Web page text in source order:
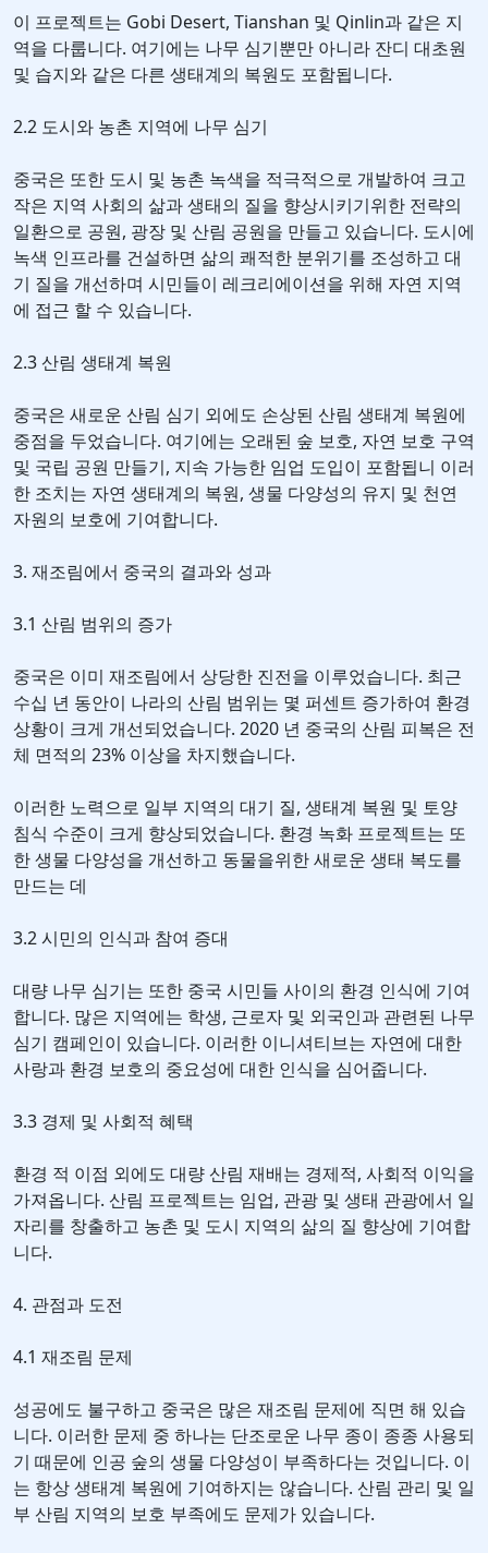
이 프로젝트는 Gobi Desert, Tianshan 및 Qinlin과 같은 지
역을 다룹니다. 여기에는 나무 심기뿐만 아니라 잔디 대초원
및 습지와 같은 다른 생태계의 복원도 포함됩니다.
2.2 도시와 농촌 지역에 나무 심기
중국은 또한 도시 및 농촌 녹색을 적극적으로 개발하여 크고
작은 지역 사회의 삶과 생태의 질을 향상시키기위한 전략의
일환으로 공원, 광장 및 산림 공원을 만들고 있습니다. 도시에
녹색 인프라를 건설하면 삶의 쾌적한 분위기를 조성하고 대
기 질을 개선하며 시민들이 레크리에이션을 위해 자연 지역
에 접근 할 수 있습니다.
2.3 산림 생태계 복원
중국은 새로운 산림 심기 외에도 손상된 산림 생태계 복원에
중점을 두었습니다. 여기에는 오래된 숲 보호, 자연 보호 구역
및 국립 공원 만들기, 지속 가능한 임업 도입이 포함됩니 이러
한 조치는 자연 생태계의 복원, 생물 다양성의 유지 및 천연
자원의 보호에 기여합니다.
3. 재조림에서 중국의 결과와 성과
3.1 산림 범위의 증가
중국은 이미 재조림에서 상당한 진전을 이루었습니다. 최근
수십 년 동안이 나라의 산림 범위는 몇 퍼센트 증가하여 환경
상황이 크게 개선되었습니다. 2020 년 중국의 산림 피복은 전
체 면적의 23% 이상을 차지했습니다.
이러한 노력으로 일부 지역의 대기 질, 생태계 복원 및 토양
침식 수준이 크게 향상되었습니다. 환경 녹화 프로젝트는 또
한 생물 다양성을 개선하고 동물을위한 새로운 생태 복도를
만드는 데
3.2 시민의 인식과 참여 증대
대량 나무 심기는 또한 중국 시민들 사이의 환경 인식에 기여
합니다. 많은 지역에는 학생, 근로자 및 외국인과 관련된 나무
심기 캠페인이 있습니다. 이러한 이니셔티브는 자연에 대한
사랑과 환경 보호의 중요성에 대한 인식을 심어줍니다.
3.3 경제 및 사회적 혜택
환경 적 이점 외에도 대량 산림 재배는 경제적, 사회적 이익을
가져옵니다. 산림 프로젝트는 임업, 관광 및 생태 관광에서 일
자리를 창출하고 농촌 및 도시 지역의 삶의 질 향상에 기여합
니다.
4. 관점과 도전
4.1 재조림 문제
성공에도 불구하고 중국은 많은 재조림 문제에 직면 해 있습
니다. 이러한 문제 중 하나는 단조로운 나무 종이 종종 사용되
기 때문에 인공 숲의 생물 다양성이 부족하다는 것입니다. 이
는 항상 생태계 복원에 기여하지는 않습니다. 산림 관리 및 일
부 산림 지역의 보호 부족에도 문제가 있습니다.